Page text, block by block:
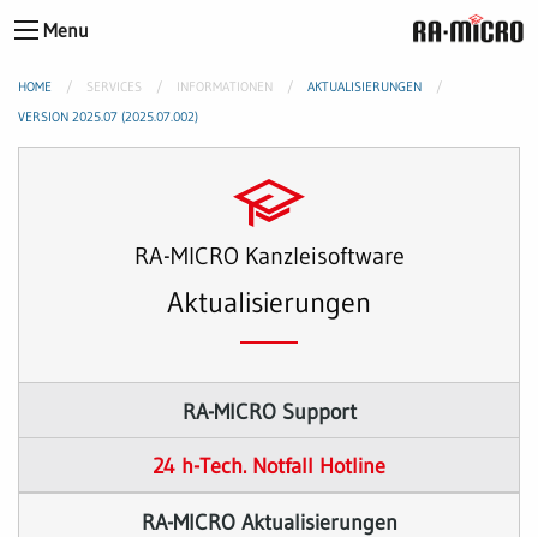
Menu
HOME SERVICES INFORMATIONEN
AKTUALISIERUNGEN
VERSION 2025.07 (2025.07.002)
RA-MICRO Kanzleisoftware
Aktualisierungen
RA-MICRO Support
24 h-Tech. Notfall Hotline
RA-MICRO Aktualisierungen